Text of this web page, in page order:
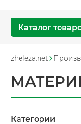
Каталог
zheleza.net
Категории